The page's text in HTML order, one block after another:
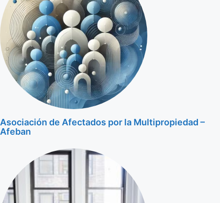
Asociación de Afectados por la Multipropiedad –
Afeban